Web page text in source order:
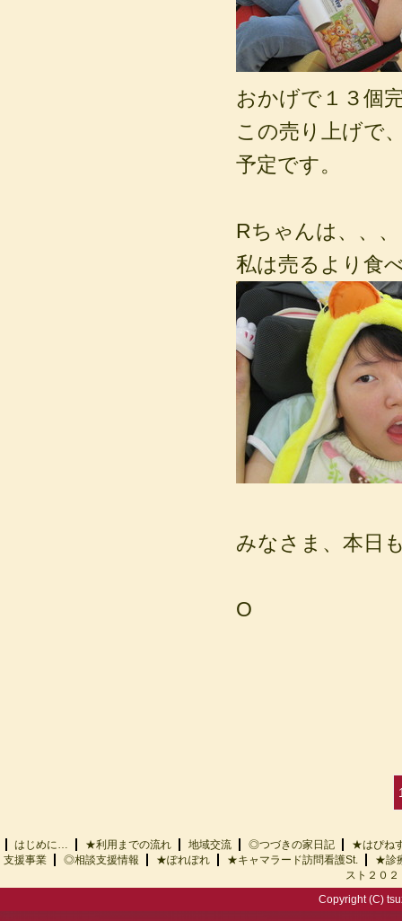
おかげで１３個
この売り上げで
予定です。
Rちゃんは、、、
私は売るより食
みなさま、本日
O
はじめに… ★利用までの流れ 地域交流 ◎つづきの家日記
★はぴ
支援事業
◎相談支援情報 ★ぽれぽれ ★キャマラード訪問看護St.
★診
スト２０２
Copyright (C)